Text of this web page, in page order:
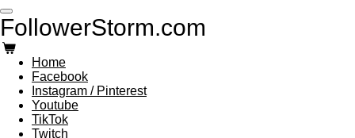
Zum
Hauptinhalt
springen
FollowerStorm.com
Home
Facebook
Instagram / Pinterest
Youtube
TikTok
Twitch